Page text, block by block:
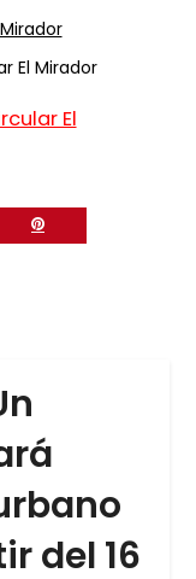
El Mirador
El
del 16